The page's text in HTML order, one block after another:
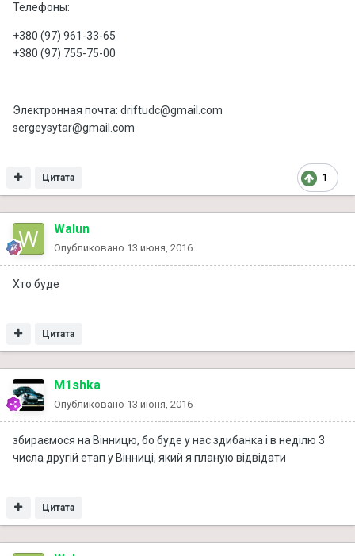
Телефоны:
+380 (97) 961-33-65
+380 (97) 755-75-00
Электронная почта: driftudc@gmail.com
sergeysytar@gmail.com
1
Цитата
Walun
Опубликовано 13 июня, 2016
Хто буде
Цитата
M1shka
Опубликовано 13 июня, 2016
збираємося на Вінницю, бо буде у нас здибанка і в неділю 3
числа другій етап у Вінниці, який я планую відвідати
Цитата